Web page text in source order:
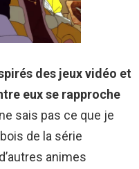
des jeux vidéo et
eux se rapproche
sais pas ce que je
de la série
animes